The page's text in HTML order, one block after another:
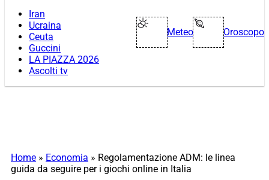
Iran
Ucraina
Ceuta
Guccini
LA PIAZZA 2026
Ascolti tv
Meteo Oroscopo
Home » Economia » Regolamentazione ADM: le linea
guida da seguire per i giochi online in Italia